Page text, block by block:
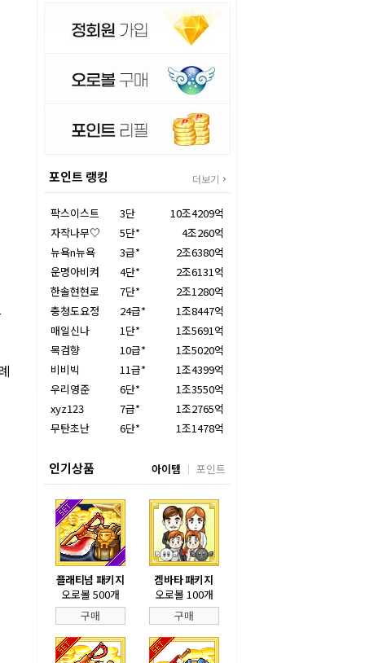
포인트 랭킹 더보기
팍스이스트 3단
10조4209억
자작나무♡
5단*
4조260억
뉴욕n뉴욕
3급*
2조6380억
운명아비켜
4단*
2조6131억
한솔현현로
7단*
2조1280억
충청도요정
24급*
1조8447억
매일신나
1단*
1조5691억
목검향
10급*
1조5020억
비비빅
11급*
1조4399억
우리영준
6단*
1조3550억
xyz123
7급*
1조2765억
무탄초난
6단* 1조1478억
인기상품 아이템 포인트
플래티넘 패키지
오로볼 500개
구매
겜바타 패키지
오로볼 100개
구매